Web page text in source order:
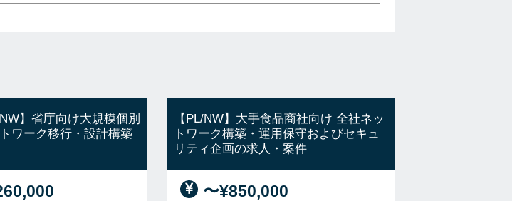
】省庁向け大規模個別
ワーク移行・設計構築
【PL/NW】大手食品商社向け 全社ネッ
トワーク構築・運用保守およびセキュ
リティ企画の求人・案件
〜¥850,000